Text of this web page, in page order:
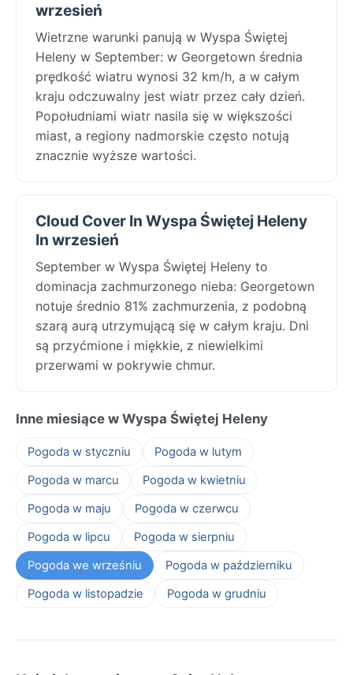
wrzesień
Wietrzne warunki panują w Wyspa Świętej
Heleny w September: w Georgetown średnia
prędkość wiatru wynosi 32 km/h, a w całym
kraju odczuwalny jest wiatr przez cały dzień.
Popołudniami wiatr nasila się w większości
miast, a regiony nadmorskie często notują
znacznie wyższe wartości.
Cloud Cover In Wyspa Świętej Heleny
In wrzesień
September w Wyspa Świętej Heleny to
dominacja zachmurzonego nieba: Georgetown
notuje średnio 81% zachmurzenia, z podobną
szarą aurą utrzymującą się w całym kraju. Dni
są przyćmione i miękkie, z niewielkimi
przerwami w pokrywie chmur.
Inne miesiące w Wyspa Świętej Heleny
Pogoda w styczniu
Pogoda w lutym
Pogoda w marcu
Pogoda w kwietniu
Pogoda w maju
Pogoda w czerwcu
Pogoda w lipcu
Pogoda w sierpniu
Pogoda we wrześniu
Pogoda w październiku
Pogoda w listopadzie
Pogoda w grudniu